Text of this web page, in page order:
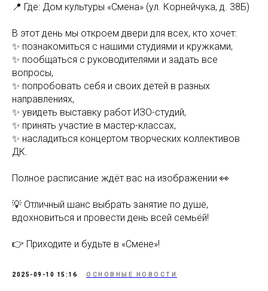
📍 Где: Дом культуры «Смена» (ул. Корнейчука, д. 38Б)
В этот день мы откроем двери для всех, кто хочет:
✨ познакомиться с нашими студиями и кружками,
✨ пообщаться с руководителями и задать все
вопросы,
✨ попробовать себя и своих детей в разных
направлениях,
✨ увидеть выставку работ ИЗО-студий,
✨ принять участие в мастер-классах,
✨ насладиться концертом творческих коллективов
ДК.
Полное расписание ждёт вас на изображении 👀
💡 Отличный шанс выбрать занятие по душе,
вдохновиться и провести день всей семьёй!
👉 Приходите и будьте в «Смене»!
2025-09-10 15:16 ОСНОВНЫЕ НОВОСТИ